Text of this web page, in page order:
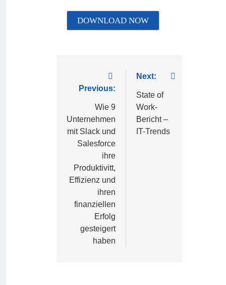
Previous:
Wie 9
Unternehmen
mit Slack und
Salesforce
ihre
Produktivitt,
Effizienz und
ihren
finanziellen
Erfolg
gesteigert
haben
Next:
State of
Work-
Bericht –
IT-Trends